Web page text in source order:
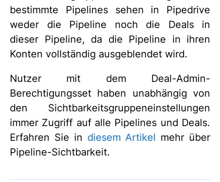
bestimmte Pipelines sehen in Pipedrive
weder die Pipeline noch die Deals in
dieser Pipeline, da die Pipeline in ihren
Konten vollständig ausgeblendet wird.
Nutzer mit dem Deal-Admin-
Berechtigungsset haben unabhängig von
den Sichtbarkeitsgruppeneinstellungen
immer Zugriff auf alle Pipelines und Deals.
Erfahren Sie in diesem Artikel mehr über
Pipeline-Sichtbarkeit.